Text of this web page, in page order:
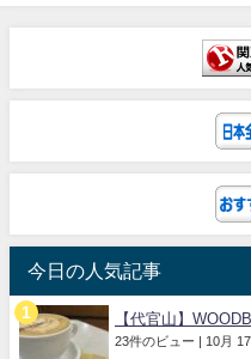
今日の人気記事
【代官山】
23件のビュー | 10月